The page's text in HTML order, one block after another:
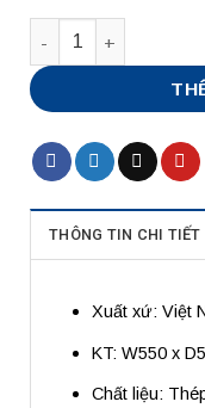
Số lượng
THÔNG TIN CHI TIẾT
Xuất xứ: Việt
KT: W550 x
Chất liệu: